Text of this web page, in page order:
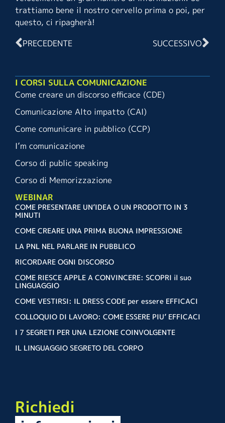
trattiamo bene il nostro cervello prima o poi, per
questo, ci ripagherà!
PRECEDENTE
SUCCESSIVO
I CORSI SULLA COMUNICAZIONE
Come creare un discorso efficace (CDE)
Comunicazione Alto impatto (CAI)
Come comunicare in pubblico (CCP)
I’m comunicazione
Corso di public speaking
Corso di Memorizzazione
WEBINAR
COME PRESENTARE UN’IDEA O UN PRODOTTO IN 3
MINUTI
COME CREARE UNA PRIMA BUONA IMPRESSIONE
LA PNL NEL PARLARE IN PUBBLICO
RICORDARE OGNI DISCORSO
COME RIESCE APPLE A CONVINCERE: SCOPRI il suo
LINGUAGGIO
COME VESTIRSI: IL DRESS CODE per essere EFFICACI
COLLOQUIO DI LAVORO: COME ESSERE PIU’ EFFICACI
I 7 SEGRETI PER UNA LEZIONE COINVOLGENTE
IL LINGUAGGIO SEGRETO DEL CORPO
Richiedi